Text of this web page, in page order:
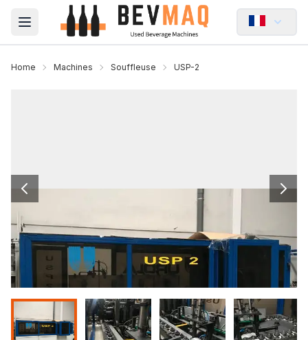
Open main menu
Home Machines Souffleuse USP-2